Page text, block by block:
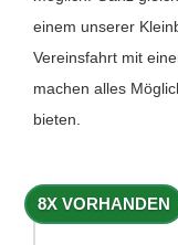
einem unserer
Vereinsfahrt mit
machen alles
bieten.
8X VORHANDEN